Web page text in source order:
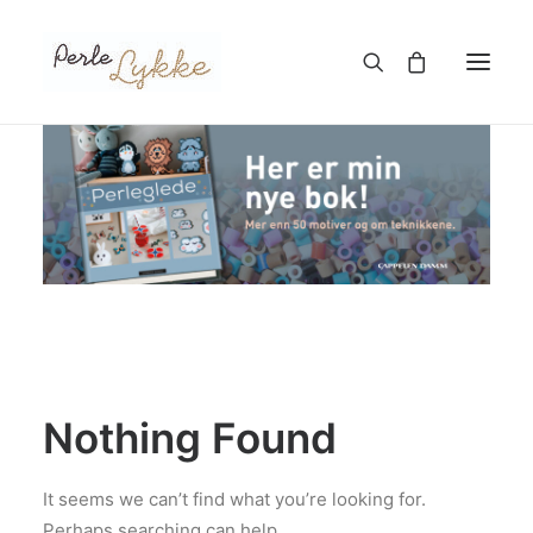
Hjem
Nettbutikk
Blogg
TIL HANDLEKURV
Nothing Found
It seems we can’t find what you’re looking for.